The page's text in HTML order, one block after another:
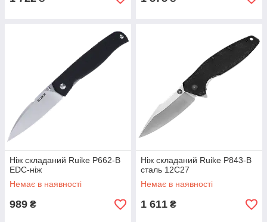
Ніж складаний Ruike P662-B
EDC-ніж
Немає в наявності
989 ₴
Ніж складаний Ruike P843-B
сталь 12С27
Немає в наявності
1 611 ₴